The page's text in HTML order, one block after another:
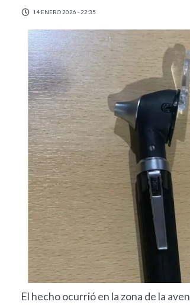
14 ENERO 2026 - 22:35
El hecho ocurrió en la zona de la